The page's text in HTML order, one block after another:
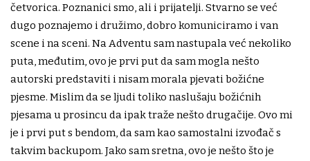
četvorica. Poznanici smo, ali i prijatelji. Stvarno se već
dugo poznajemo i družimo, dobro komuniciramo i van
scene i na sceni. Na Adventu sam nastupala već nekoliko
puta, međutim, ovo je prvi put da sam mogla nešto
autorski predstaviti i nisam morala pjevati božićne
pjesme. Mislim da se ljudi toliko naslušaju božićnih
pjesama u prosincu da ipak traže nešto drugačije. Ovo mi
je i prvi put s bendom, da sam kao samostalni izvođač s
takvim backupom. Jako sam sretna, ovo je nešto što je